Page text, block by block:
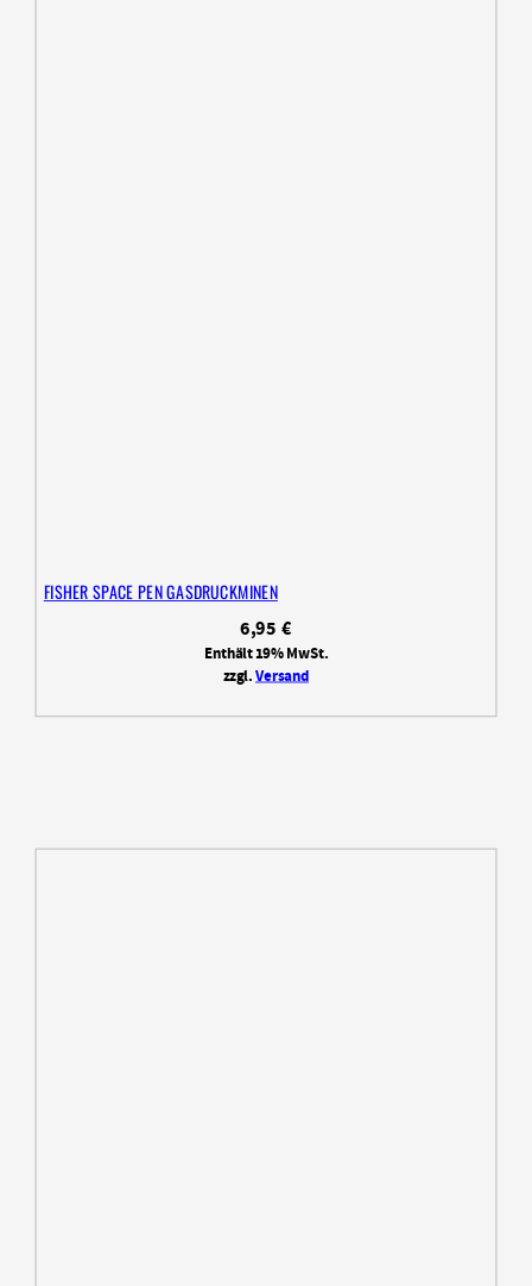
FISHER SPACE PEN GASDRUCKMINEN
6,95€
Enthält 19% MwSt.
zzgl.Versand